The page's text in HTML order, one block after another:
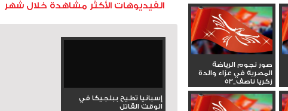
صور نجوم الرياضة
المصرية في عزاء والدة
زكريا ناصف_53
الفيديوهات الأكثر مشاهدة خلال شهر
إسبانيا تطيح ببلجيكا في
الوقت القاتل